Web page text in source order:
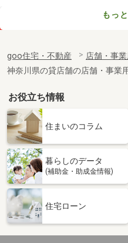
神奈川県横浜市港北区綱島
物件種別 貸店
使用面積
神奈川県横浜市港北区綱島
価 格
神
物件種別 貸店
使用面積
神奈川県横浜市港北区綱島
住 所
神奈
物件種別 貸店
もっ
goo住宅・不動産 店舗・事業
神奈川県の貸店舗の店舗・事業
お役立ち情報
住まいのコラム
暮らしのデータ
(補助金・助成金情報)
住宅ローン